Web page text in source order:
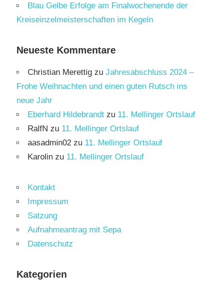
Blau Gelbe Erfolge am Finalwochenende der
Kreiseinzelmeisterschaften im Kegeln
Neueste Kommentare
Christian Merettig zu Jahresabschluss 2024 –
Frohe Weihnachten und einen guten Rutsch ins
neue Jahr
Eberhard Hildebrandt zu 11. Mellinger Ortslauf
RalfN zu 11. Mellinger Ortslauf
aasadmin02 zu 11. Mellinger Ortslauf
Karolin zu 11. Mellinger Ortslauf
Kontakt
Impressum
Satzung
Aufnahmeantrag mit Sepa
Datenschutz
Kategorien